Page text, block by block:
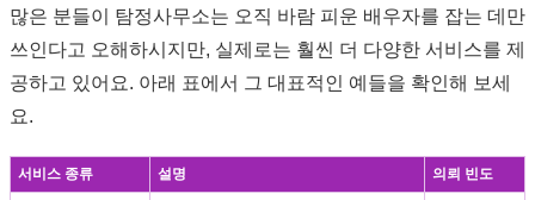
많은 분들이 탐정사무소는 오직 바람 피운 배우자를 잡는 데만
쓰인다고 오해하시지만, 실제로는 훨씬 더 다양한 서비스를 제
공하고 있어요. 아래 표에서 그 대표적인 예들을 확인해 보세
요.
서비스 종류 설명 의뢰 빈도